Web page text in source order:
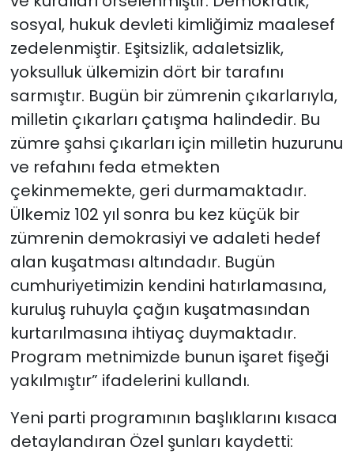
sosyal, hukuk devleti kimliğimiz maalesef
zedelenmiştir. Eşitsizlik, adaletsizlik,
yoksulluk ülkemizin dört bir tarafını
sarmıştır. Bugün bir zümrenin çıkarlarıyla,
milletin çıkarları çatışma halindedir. Bu
zümre şahsi çıkarları için milletin huzurunu
ve refahını feda etmekten
çekinmemekte, geri durmamaktadır.
Ülkemiz 102 yıl sonra bu kez küçük bir
zümrenin demokrasiyi ve adaleti hedef
alan kuşatması altındadır. Bugün
cumhuriyetimizin kendini hatırlamasına,
kuruluş ruhuyla çağın kuşatmasından
kurtarılmasına ihtiyaç duymaktadır.
Program metnimizde bunun işaret fişeği
yakılmıştır” ifadelerini kullandı.
Yeni parti programının başlıklarını kısaca
detaylandıran Özel şunları kaydetti: